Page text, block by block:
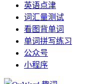
英语点津
词汇量测试
看图背单词
单词拼写练习
公众号
小程序